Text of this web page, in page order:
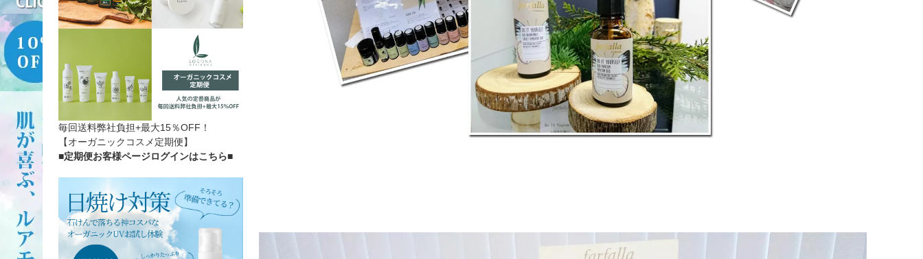
毎回送料弊社負担+最大15％OFF！
【オーガニックコスメ定期便】
■定期便お客様ページログインはこちら■